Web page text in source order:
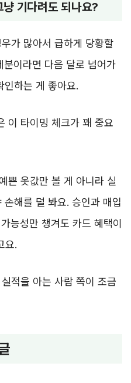
기다려도 되나요?
가 많아서 급하게 당황할
이라면 다음 달로 넘어가
인하는 게 좋아요.
이 타이밍 체크가 꽤 중요
쁜 옷값만 볼 게 아니라 실
해를 덜 봐요. 승인과 매입
능성만 챙겨도 카드 혜택이
요.
적을 아는 사람 쪽이 조금